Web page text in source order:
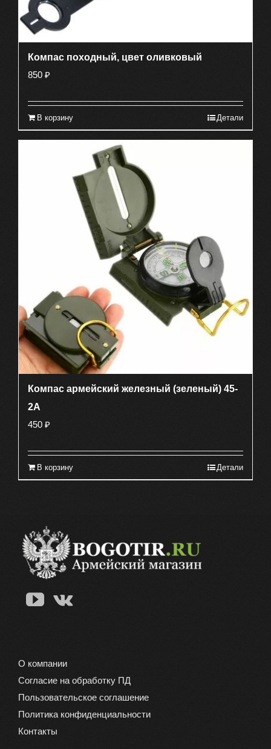
Компас походный, цвет оливковый
850 ₽
В корзину Детали
Компас армейский железный (зеленый) 45-
2А
450 ₽
В корзину Детали
О компании
Согласие на обработку ПД
Пользовательское соглашение
Политика конфиденциальности
Контакты